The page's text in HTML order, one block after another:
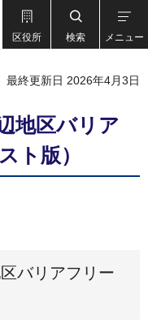
区役所 検索 メニュー
最終更新日 2026年4月3日
地区バリア
ト版）
バリアフリー